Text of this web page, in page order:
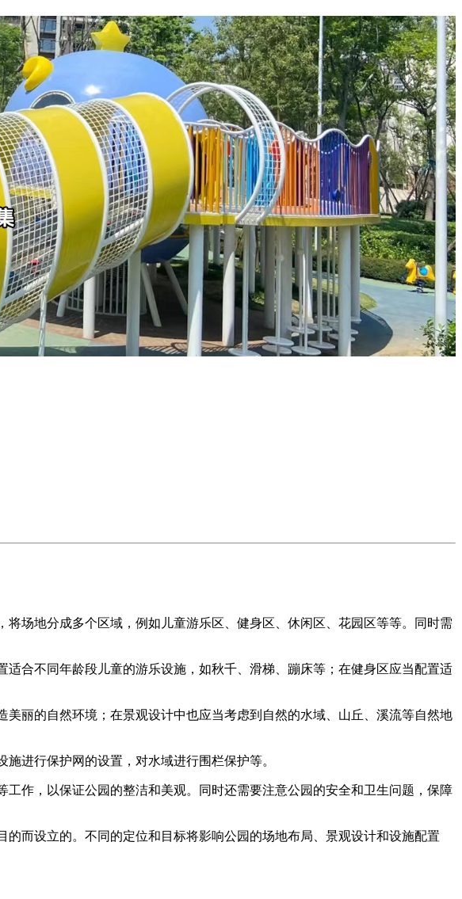
场地分成多个区域，例如儿童游乐区、健身区、休闲区、花园区等等。同时需
合不同年龄段儿童的游乐设施，如秋千、滑梯、蹦床等；在健身区应当配置适
丽的自然环境；在景观设计中也应当考虑到自然的水域、山丘、溪流等自然地
进行保护网的设置，对水域进行围栏保护等。
作，以保证公园的整洁和美观。同时还需要注意公园的安全和卫生问题，保障
而设立的。不同的定位和目标将影响公园的场地布局、景观设计和设施配置